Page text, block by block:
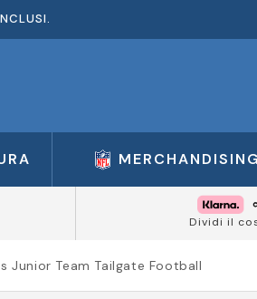
Dividi il
Junior Team Tailgate Football